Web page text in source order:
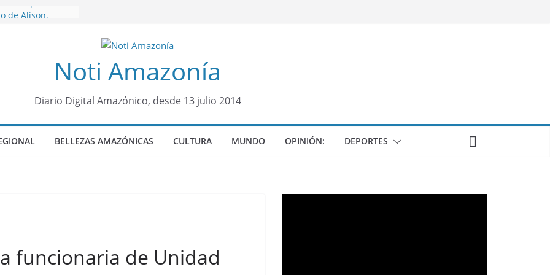
de prisión a
Colo de Chile
nueva reina por
una alerta
Noti Amazonía
Diario Digital Amazónico, desde 13 julio 2014
BELLEZAS AMAZÓNICAS CULTURA MUNDO OPINIÓN: DEPORTES
funcionaria de Unidad